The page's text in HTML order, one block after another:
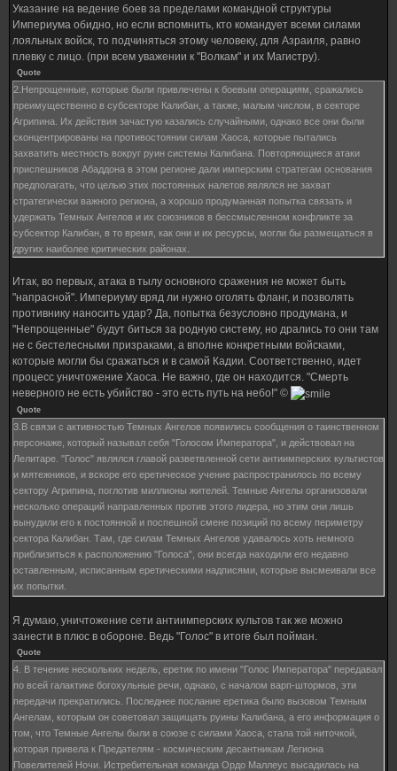
Указание на ведение боев за пределами командной структуры
Империума обидно, но если вспомнить, кто командует всеми силами
лояльных войск, то подчиняться этому человеку, для Азраиля, равно
плевку с лицо. (при всем уважении к "Волкам" и их Магистру).
Quote
2.Непрощенные, которые были привлечены к боевым операциям, сражались
преимущественно в субсекторе Калибан, а также, малым числом, в секторе
Агрипина. Их действия зачастую казались случайными, однако все они были
сконцентрированы на противостоянии силам Хаоса, которые пытались
захватить местность вокруг руин системы Калибана. Повторяющиеся атаки
приспешников Абаддона в этом регионе дали имперским стратегам основания
предполагать, что целью этих постоянных налетов являлся не захват
стратегически важного региона, а хорошо продуманная попытка связать и
удержать Темных Ангелов и их союзников в бессмысленном конфликте за
субсектор Калибан, в то время, как они и их ресурсы, могли бы размещаться в
других наиболее критических районах.
Итак, во первых, атака в тылу основного сражения не может быть
"напрасной". Империуму вряд ли нужно оголять фланг, и позволять
противнику наносить удар? Да, попытка безусловно продумана, и
"Непрощенные" будут биться за родную систему, но дрались то они там
не с бестелесными призраками, а вполне конкретными войсками,
которые могли бы сражаться и в самой Кадии. Соответственно, идет
процесс уничтожение Хаоса. Не важно, где он находится. "Смерть
неверного не есть убийство - это есть путь на небо!" ©
Quote
3.В связи с активностью Темных Ангелов появились сообщения о таинственном
персонаже, который называл себя "Голосом Императора", и действовал на
Лелитаре. "Голос" являлся главой разветвленной сети антиимперских культистов
и мятежников, и вскоре его еретическое учение распространилось по всему
сектору Агрипина, поглотив миллионы жителей. Темные Ангелы организовали
несколько операций направленных против этого лидера, но этим они лишь
вынудили его к постоянной и поспешной смене позиций по всему периметру
сектора Калибан. Там, где силам Темных Ангелов удавалось хоть немного
приблизиться к расположению "Голоса", они всегда находили его недавно
оставленным, исписанным еретическими надписями, которые высмеивали все
их попытки.
этом отношении их действия особо рассматривались имперскими
следователями. Еретические поучения и высказывания "Голоса" часто
упоминали Непрощенных, посредством которых он выделял эти Ордены из всех
остальных, действующих в этом регионе. В течение войны "Голос" провел
трансляцию нескольких все-канальных сообщений, каждое из которых
обращалось к событиям, окружавшим раннюю историю Легиона Темных
Ангелов, а также содержавших некие громкие заявления о Льве Эль’Джонсоне,
Примархе Легиона. На подобные нечестивые речи вместо слов Непрощенные
яростно ответили болтером и цепным мечом.
Я думаю, уничтожение сети антиимперских культов так же можно
занести в плюс в обороне. Ведь "Голос" в итоге был пойман.
Quote
4. В течение нескольких недель, еретик по имени "Голос Императора" передавал
по всей галактике богохульные речи, однако, с началом варп-штормов, эти
передачи прекратились. Последнее послание еретика было вызовом Темным
Ангелам, которым он советовал защищать руины Калибана, а его информация о
том, что Темные Ангелы были в союзе с силами Хаоса, стала той ниточкой,
которая привела к Предателям - космическим десантникам Легиона
Повелителей Ночи. Истребительная команда Ордо Маллеус высадилась на